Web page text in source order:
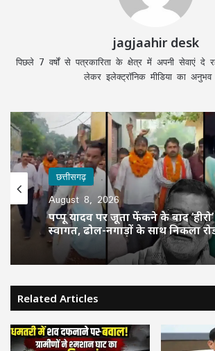
jagjaahir desk
पिछले 7 वर्षों से पत्रकारिता के क्षेत्र में अपनी सेवाएं
लेकर इलेक्ट्रॉनिक मीडिया का
छत्तीसगढ़
August 8, 2026
पप्पू यादव पर जूता फेंकने के बाद
स्वागत, ढोल-नगाड़ों के साथ निकला
Related Articles